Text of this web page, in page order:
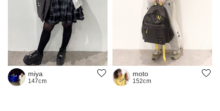
miya
147cm
moto
152cm